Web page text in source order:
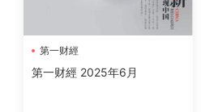
第一财經
第一财經 2025年6月